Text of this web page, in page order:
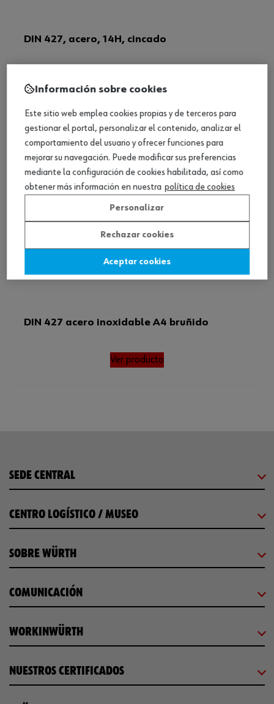
DIN 427, acero, 14H, cincado
DIN 427 acero inoxidable A4 bruñido
Ver producto
SEDE CENTRAL
CENTRO LOGÍSTICO / MUSEO
SOBRE WÜRTH
COMUNICACIÓN
WORKINWÜRTH
NUESTROS CERTIFICADOS
Información sobre cookies
Este sitio web emplea cookies propias y de terceros para
gestionar el portal, personalizar el contenido, analizar el
comportamiento del usuario y ofrecer funciones para
mejorar su navegación. Puede modificar sus preferencias
mediante la configuración de cookies habilitada, así como
obtener más información en nuestra política de cookies
Personalizar
Rechazar cookies
Aceptar cookies